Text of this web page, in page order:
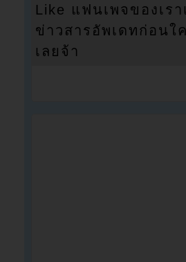
Like แฟนเพจของเร
ข่าวสารอัพเดทก่อนใ
เลยจ้า